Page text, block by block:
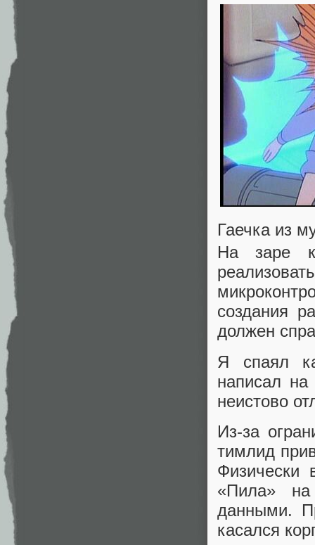
Гаечка из
На заре
создания
должен
Я спаял
написал
неистово
Из-за
тимлид
Физически
«Пила»
данными.
касался